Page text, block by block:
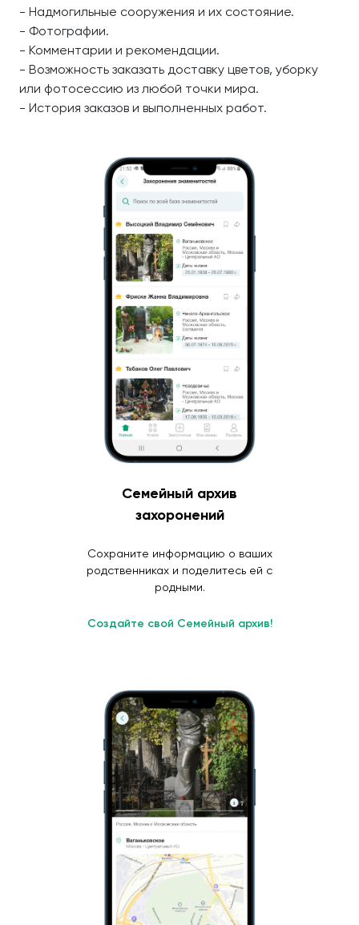
- Надмогильные сооружения и их состояние.
- Фотографии.
- Комментарии и рекомендации.
- Возможность заказать доставку цветов, уборку
или фотосессию из любой точки мира.
- История заказов и выполненных работ.
Семейный архив
захоронений
Сохраните информацию о ваших
родственниках и поделитесь ей с
родными.
Создайте свой Семейный архив!